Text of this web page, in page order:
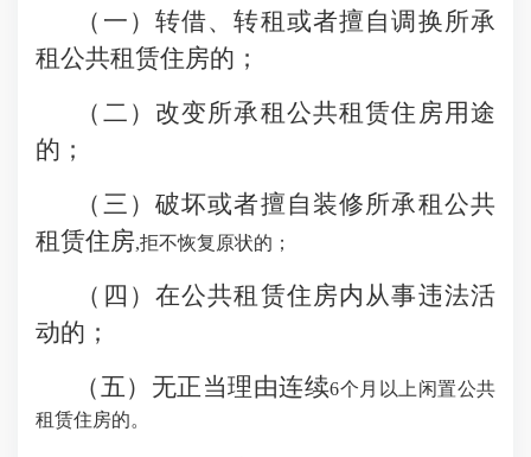
（一）转借、转租或者擅自调换所承
租公共租赁住房的；
（二）改变所承租公共租赁住房用途
的；
（三）破坏或者擅自装修所承租公共
租赁住房,拒不恢复原状的；
（四）在公共租赁住房内从事违法活
动的；
（五）无正当理由连续6个月以上闲置公共
租赁住房的。